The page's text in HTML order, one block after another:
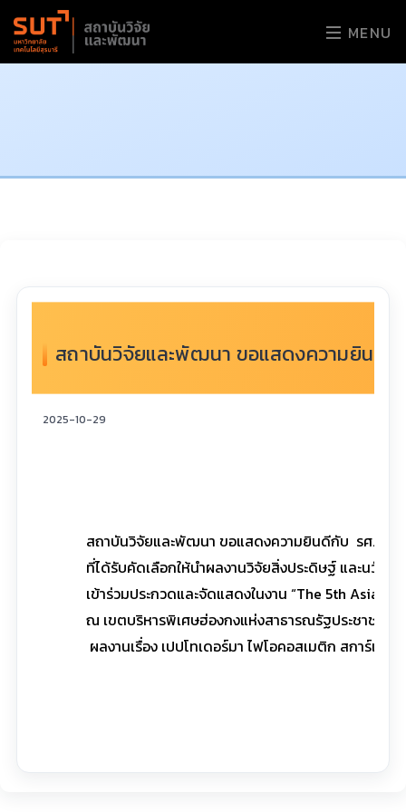
MENU
สถาบันวิจัยและพัฒนา ขอแสดงความยินดีกับ
2025-10-29
สถาบันวิจัยและพัฒนา ขอแสดงความยินดีกับ รศ. ดร.
ที่ได้รับคัดเลือกให้นำผลงานวิจัยสิ่งประดิษฐ์ และนวัตก
เข้าร่วมประกวดและจัดแสดงในงาน “The 5th Asia
ณ เขตบริหารพิเศษฮ่องกงแห่งสาธารณรัฐประชาชนจีน
ผลงานเรื่อง เปปโทเดอร์มา ไฟโอคอสเมติก สการ์เ